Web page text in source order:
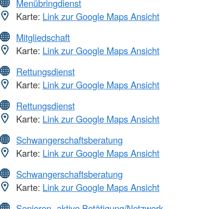
Menübringdienst
Karte: Link zur Google Maps Ansicht
Mitgliedschaft
Karte: Link zur Google Maps Ansicht
Rettungsdienst
Karte: Link zur Google Maps Ansicht
Rettungsdienst
Karte: Link zur Google Maps Ansicht
Schwangerschaftsberatung
Karte: Link zur Google Maps Ansicht
Schwangerschaftsberatung
Karte: Link zur Google Maps Ansicht